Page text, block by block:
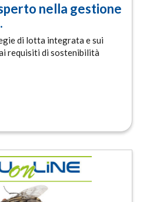
nella gestione
di lotta integrata e sui
requisiti di sostenibilità